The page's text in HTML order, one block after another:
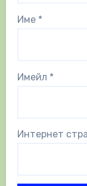
Име *
Имейл *
Интернет